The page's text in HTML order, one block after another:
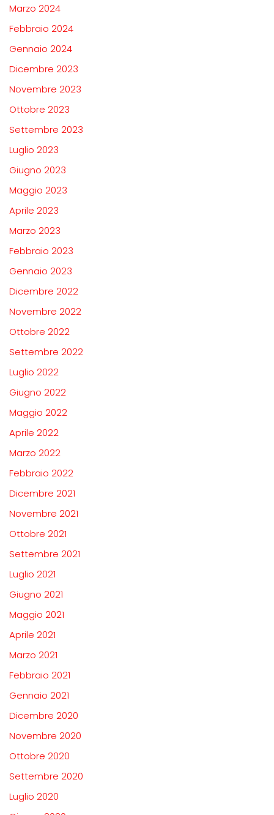
Marzo 2024
Febbraio 2024
Gennaio 2024
Dicembre 2023
Novembre 2023
Ottobre 2023
Settembre 2023
Luglio 2023
Giugno 2023
Maggio 2023
Aprile 2023
Marzo 2023
Febbraio 2023
Gennaio 2023
Dicembre 2022
Novembre 2022
Ottobre 2022
Settembre 2022
Luglio 2022
Giugno 2022
Maggio 2022
Aprile 2022
Marzo 2022
Febbraio 2022
Dicembre 2021
Novembre 2021
Ottobre 2021
Settembre 2021
Luglio 2021
Giugno 2021
Maggio 2021
Aprile 2021
Marzo 2021
Febbraio 2021
Gennaio 2021
Dicembre 2020
Novembre 2020
Ottobre 2020
Settembre 2020
Luglio 2020